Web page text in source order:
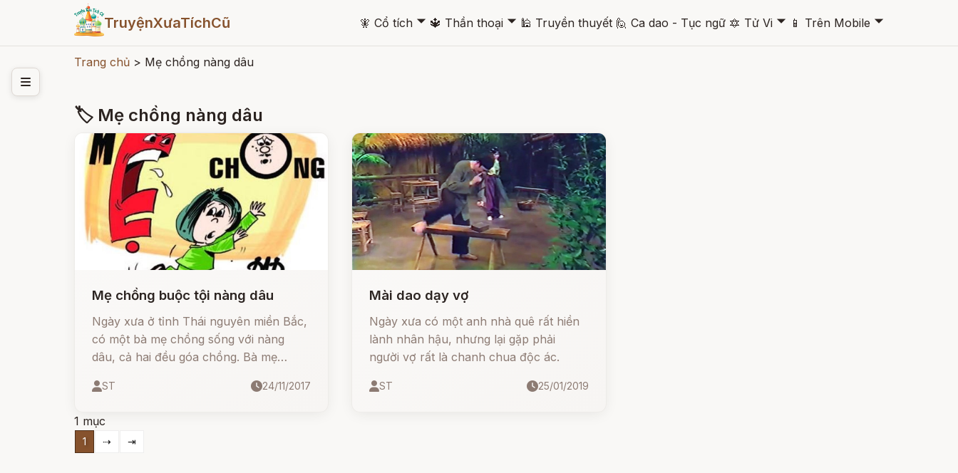
TruyệnXưaTíchCũ 🧚 Cổ tích 🞃 🔱 Thần thoại 🞃 🕌 Truyền thuyết 🙋 Ca dao - Tục ngữ 🔯 Tử Vi 🞃 📱 Trên Mobile 🞃
Trang chủ > Mẹ chồng nàng dâu
🏷 Mẹ chồng nàng dâu
Mẹ chồng buộc tội nàng dâu
Ngày xưa ở tỉnh Thái nguyên miền Bắc,
có một bà mẹ chồng sống với nàng
dâu, cả hai đều góa chồng. Bà mẹ
vậy, nên thường lén lút đi lại với một
ST 24/11/2017
Mài dao dạy vợ
Ngày xưa có một anh nhà quê rất hiền
lành nhân hậu, nhưng lại gặp phải
người vợ rất là chanh chua độc ác.
ST 25/01/2019
1 mục
1 ⇢ ⇥